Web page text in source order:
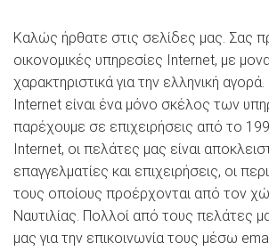
Καλώς ήρθατε στις σελίδες μας. Σας
οικονομικές υπηρεσίες Internet, με
χαρακτηριστικά για την ελληνική
Internet είναι ένα μόνο σκέλος των
παρέχουμε σε επιχειρήσεις από το
Internet, οι πελάτες μας είναι
επαγγελματίες και επιχειρήσεις, οι
τους οποίους προέρχονται από τον
Ναυτιλίας. Πολλοί από τους πελάτες
μας για την επικοινωνία τους μέσω